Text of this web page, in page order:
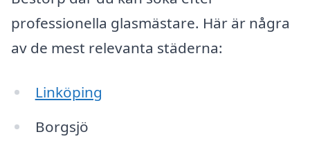
professionella glasmästare. Här är några
av de mest relevanta städerna:
Linköping
Borgsjö